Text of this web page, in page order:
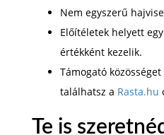
Nem egyszerű
Előítéletek helyett
értékként kezelik.
Támogató
találhatsz a Rasta.hu
Te is